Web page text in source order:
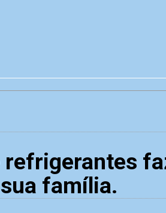
refrigerantes
família.